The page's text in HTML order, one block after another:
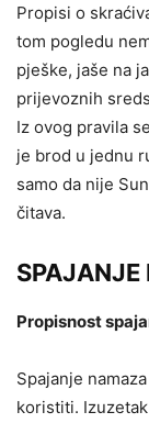
Propisi o
tom pogledu
pješke, jaše na
prijevoznih
Iz ovog pravila
je brod u jednu
samo da nije
čitava.
Propisnost
Spajanje
koristiti.